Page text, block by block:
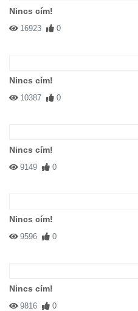
Nincs cím!
16923 0
Nincs cím!
10387 0
Nincs cím!
9149 0
Nincs cím!
9596 0
Nincs cím!
9816 0